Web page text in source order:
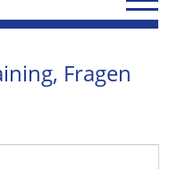
Fragen